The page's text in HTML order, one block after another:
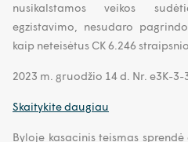
nusikalstamos veikos
egzistavimo, nesudaro
kaip neteisėtus CK 6.246
2023 m. gruodžio 14 d. Nr. e3K-
Skaitykite daugiau
Byloje kasacinis teismas